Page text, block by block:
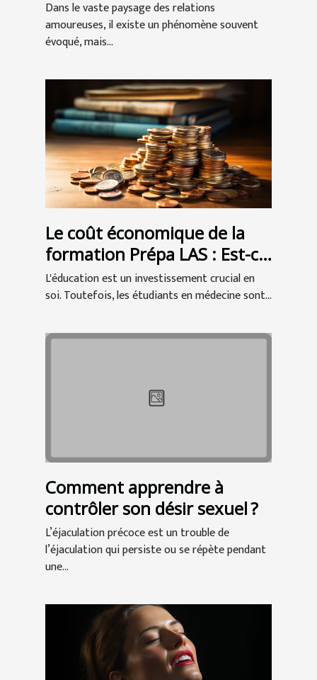
amoureuses
Dans le vaste paysage des relations
amoureuses, il existe un phénomène souvent
évoqué, mais...
Le coût économique de la
formation Prépa LAS : Est-ce
un bon investissement pour
les étudiants en médecine ?
L'éducation est un investissement crucial en
soi. Toutefois, les étudiants en médecine sont...
Comment apprendre à
contrôler son désir sexuel ?
L’éjaculation précoce est un trouble de
l’éjaculation qui persiste ou se répète pendant
une...